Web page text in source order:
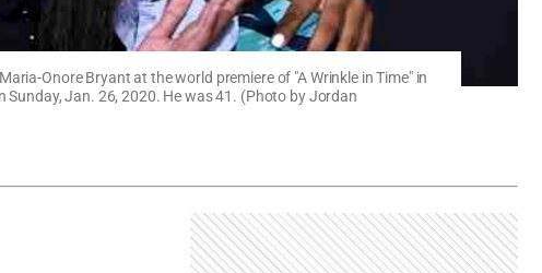
Onore Bryant at the world premiere of "A Wrinkle in Time" in
Jan. 26, 2020. He was 41. (Photo by Jordan